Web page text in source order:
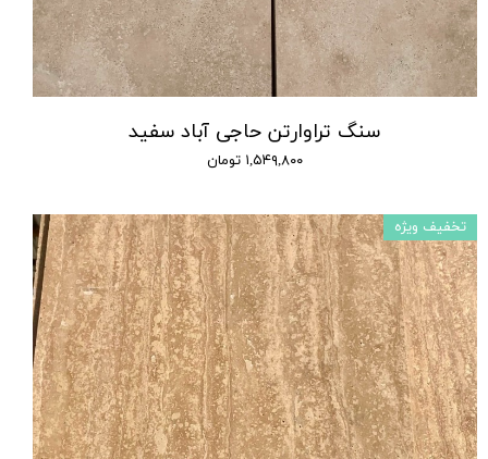
سنگ تراوارتن حاجی آباد سفید
۱,۵۴۹,۸۰۰ تومان
تخفیف ویژه